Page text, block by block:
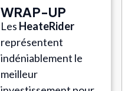
WRAP-UP
Les HeateRider
représentent
indéniablement le
meilleur